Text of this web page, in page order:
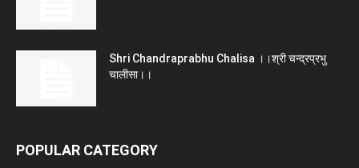
Shri Chandraprabhu Chalisa ।।श्री चन्द्रप्रभु
चालीसा।।
POPULAR CATEGORY